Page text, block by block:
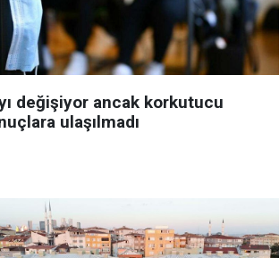
değişiyor ancak korkutucu
ulaşılmadı